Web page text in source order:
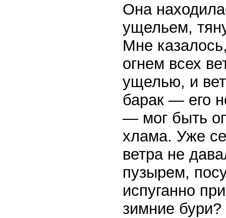
Она
ущельем,
Мне
огнем всех
ущелью, и
барак — его
— мог быть
хлама. Уже
ветра не
пузырем,
испуганно
зимние бури?